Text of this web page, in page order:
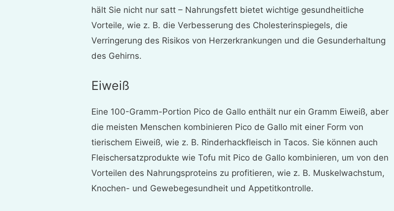
hält Sie nicht nur satt – Nahrungsfett bietet wichtige gesundheitliche
Vorteile, wie z. B. die Verbesserung des Cholesterinspiegels, die
Verringerung des Risikos von Herzerkrankungen und die Gesunderhaltung
des Gehirns.
Eiweiß
Eine 100-Gramm-Portion Pico de Gallo enthält nur ein Gramm Eiweiß, aber
die meisten Menschen kombinieren Pico de Gallo mit einer Form von
tierischem Eiweiß, wie z. B. Rinderhackfleisch in Tacos. Sie können auch
Fleischersatzprodukte wie Tofu mit Pico de Gallo kombinieren, um von den
Vorteilen des Nahrungsproteins zu profitieren, wie z. B. Muskelwachstum,
Knochen- und Gewebegesundheit und Appetitkontrolle.